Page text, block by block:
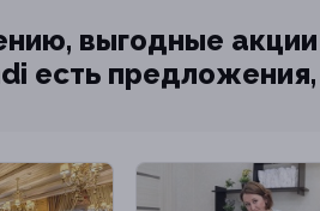
выгодные
есть